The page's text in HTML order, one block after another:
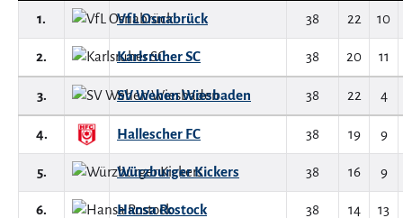
1. VfL Osnabrück 38 22 10
2. Karlsruher SC 38 20 11
3. SV Wehen Wiesbaden 38 22 4
4. Hallescher FC 38 19 9
5. Würzburger Kickers 38 16 9
6. Hansa Rostock 38 14 13